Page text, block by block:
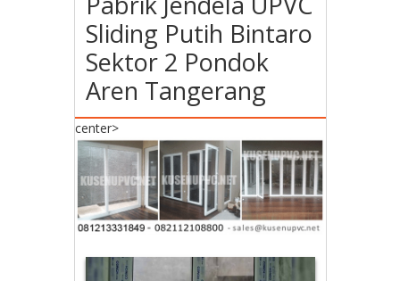
Sliding Putih Bintaro
Sektor 2 Pondok
Aren Tangerang
center>